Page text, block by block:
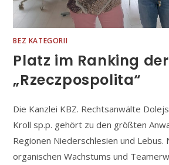
BEZ KATEGORII
Platz im Ranking der
„Rzeczpospolita“
Die Kanzlei KBZ. Rechtsanwälte
Kroll sp.p. gehört zu den größten
Regionen Niederschlesien und Lebus.
organischen Wachstums und